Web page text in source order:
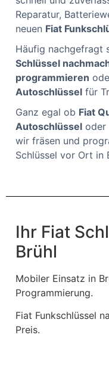
Reparatur,
neuen Fiat
Häufig nachgefragt
Schlüssel
programmieren
Autoschlüssel für
Ganz egal ob Fiat
Autoschlüssel oder
wir fräsen und
Schlüssel vor Ort in
Ihr Fiat
Brühl
Mobiler Einsatz in
Programmierung.
Fiat Funkschlüssel
Preis.